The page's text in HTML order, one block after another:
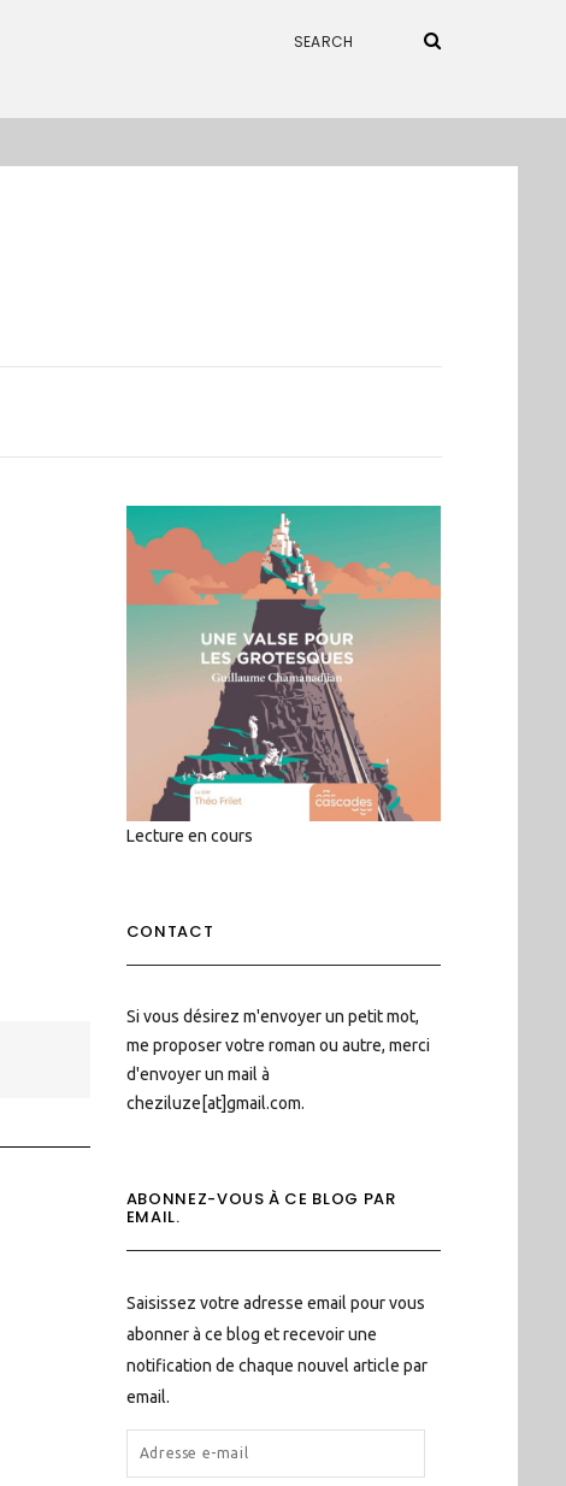
Lecture en cours
CONTACT
Si vous désirez m'envoyer un petit mot,
me proposer votre roman ou autre, merci
d'envoyer un mail à
cheziluze[at]gmail.com.
ABONNEZ-VOUS À CE BLOG PAR
EMAIL.
Saisissez votre adresse email pour vous
abonner à ce blog et recevoir une
notification de chaque nouvel article par
email.
ADRESSE
E-